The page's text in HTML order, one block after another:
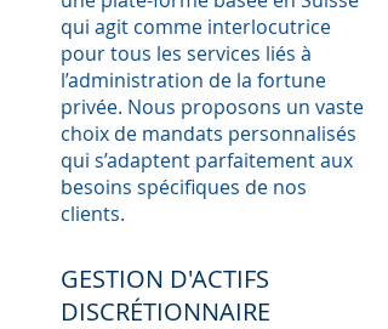
qui agit comme interlocutrice
pour tous les services liés à
l’administration de la fortune
privée. Nous proposons un vaste
choix de mandats personnalisés
qui s’adaptent parfaitement aux
besoins spécifiques de nos
clients.
GESTION D'ACTIFS
DISCRÉTIONNAIRE